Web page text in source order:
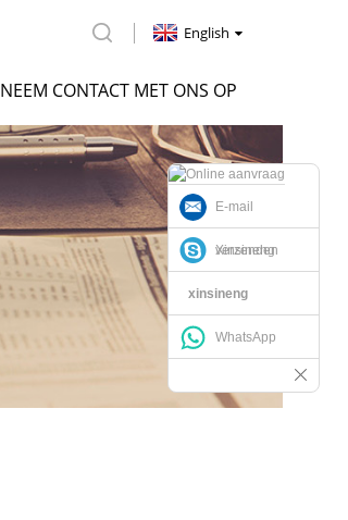
NEEM CONTACT MET ONS OP
English
E-mail
verzenden
Xinsineng
xinsineng
WhatsApp